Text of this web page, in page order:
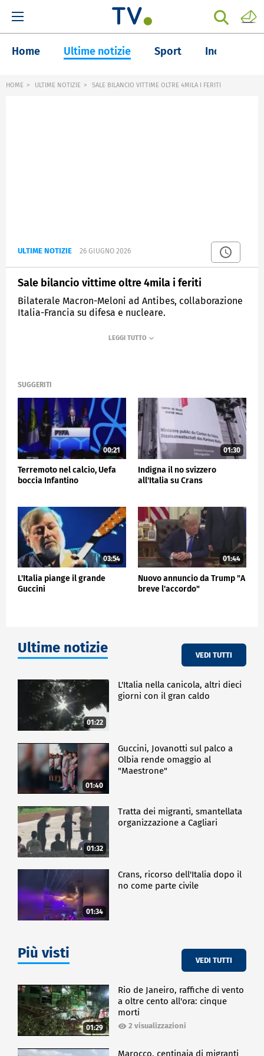
Home Ultime notizie Sport Inchieste
HOME ULTIME NOTIZIE SALE BILANCIO VITTIME OLTRE 4MILA I FERITI
ULTIME NOTIZIE 26 GIUGNO 2026
Sale bilancio vittime oltre 4mila i feriti
Bilaterale Macron-Meloni ad Antibes, collaborazione
Italia-Francia su difesa e nucleare.
SUGGERITI
00:21
Terremoto nel calcio, Uefa
boccia Infantino
01:30
Indigna il no svizzero
all'Italia su Crans
03:54
L'Italia piange il grande
Guccini
01:44
Nuovo annuncio da Trump "A
breve l'accordo"
Ultime notizie VEDI TUTTI
01:22
L'Italia nella canicola, altri dieci
giorni con il gran caldo
01:40
Guccini, Jovanotti sul palco a
Olbia rende omaggio al
"Maestrone"
01:32
Tratta dei migranti, smantellata
organizzazione a Cagliari
01:34
Crans, ricorso dell'Italia dopo il
no come parte civile
Più visti VEDI TUTTI
01:29
Rio de Janeiro, raffiche di vento
a oltre cento all'ora: cinque
morti
2 visualizzazioni
Marocco, centinaia di migranti